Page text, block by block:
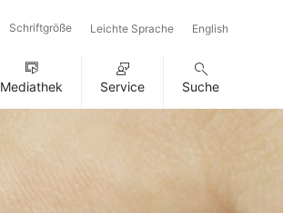
Schriftgröße Leichte Sprache English
Mediathek Service Suche